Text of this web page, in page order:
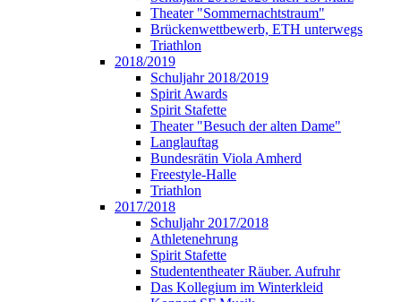
Theater "Sommernachtstraum"
Brückenwettbewerb, ETH unterwegs
Triathlon
2018/2019
Schuljahr 2018/2019
Spirit Awards
Spirit Stafette
Theater "Besuch der alten Dame"
Langlauftag
Bundesrätin Viola Amherd
Freestyle-Halle
Triathlon
2017/2018
Schuljahr 2017/2018
Athletenehrung
Spirit Stafette
Studententheater Räuber. Aufruhr
Das Kollegium im Winterkleid